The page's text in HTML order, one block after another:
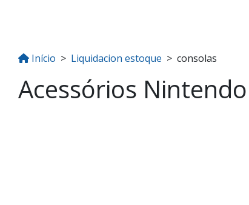
Início Liquidacion estoque consolas
Acessórios Nintendo